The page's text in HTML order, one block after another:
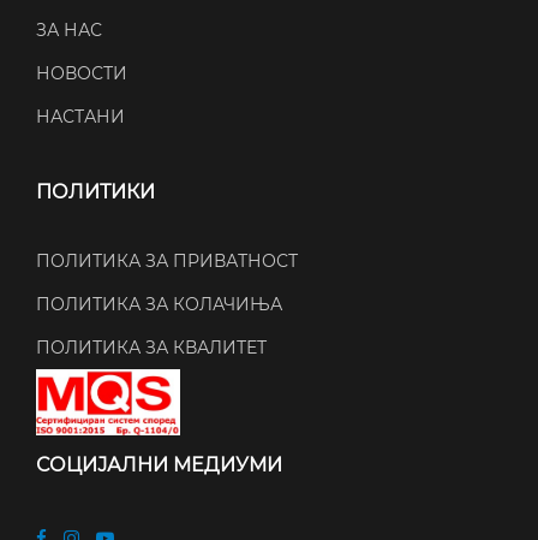
ЗА НАС
НОВОСТИ
НАСТАНИ
ПОЛИТИКИ
ПОЛИТИКА ЗА ПРИВАТНОСТ
ПОЛИТИКА ЗА КОЛАЧИЊА
ПОЛИТИКА ЗА КВАЛИТЕТ
СОЦИЈАЛНИ МЕДИУМИ